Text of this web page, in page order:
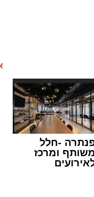
-חלל
משותף ומרכז